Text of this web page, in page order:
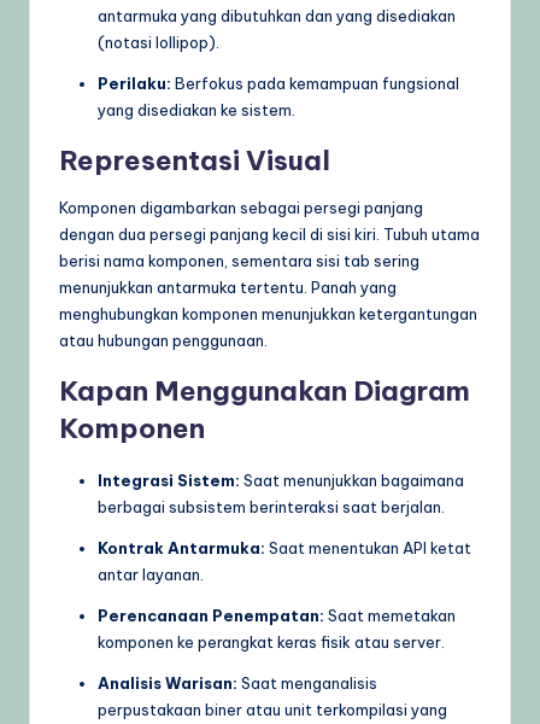
antarmuka yang dibutuhkan dan yang disediakan
(notasi lollipop).
Perilaku: Berfokus pada kemampuan fungsional
yang disediakan ke sistem.
Representasi Visual
Komponen digambarkan sebagai persegi panjang
dengan dua persegi panjang kecil di sisi kiri. Tubuh utama
berisi nama komponen, sementara sisi tab sering
menunjukkan antarmuka tertentu. Panah yang
menghubungkan komponen menunjukkan ketergantungan
atau hubungan penggunaan.
Kapan Menggunakan Diagram
Komponen
Integrasi Sistem: Saat menunjukkan bagaimana
berbagai subsistem berinteraksi saat berjalan.
Kontrak Antarmuka: Saat menentukan API ketat
antar layanan.
Perencanaan Penempatan: Saat memetakan
komponen ke perangkat keras fisik atau server.
Analisis Warisan: Saat menganalisis
perpustakaan biner atau unit terkompilasi yang